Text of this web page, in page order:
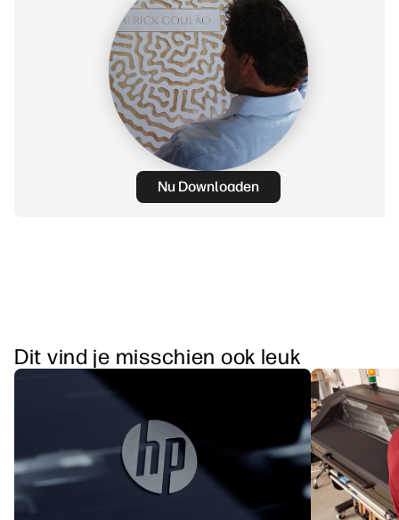
Nu Downloaden
Dit vind je misschien ook leuk